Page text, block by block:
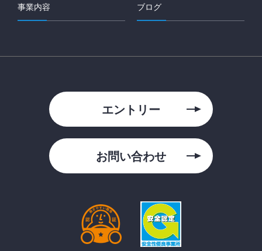
事業内容 ブログ
エントリー
お問い合わせ